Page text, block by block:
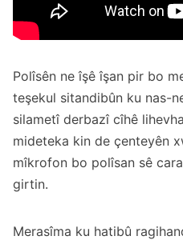
Polîsên ne îşê îşan pir bo
teşekul sitandibûn ku nas-
silametî derbazî cîhê
mideteka kin de çenteyên
mîkrofon bo polîsan sê
girtin.
Merasîma ku hatibû